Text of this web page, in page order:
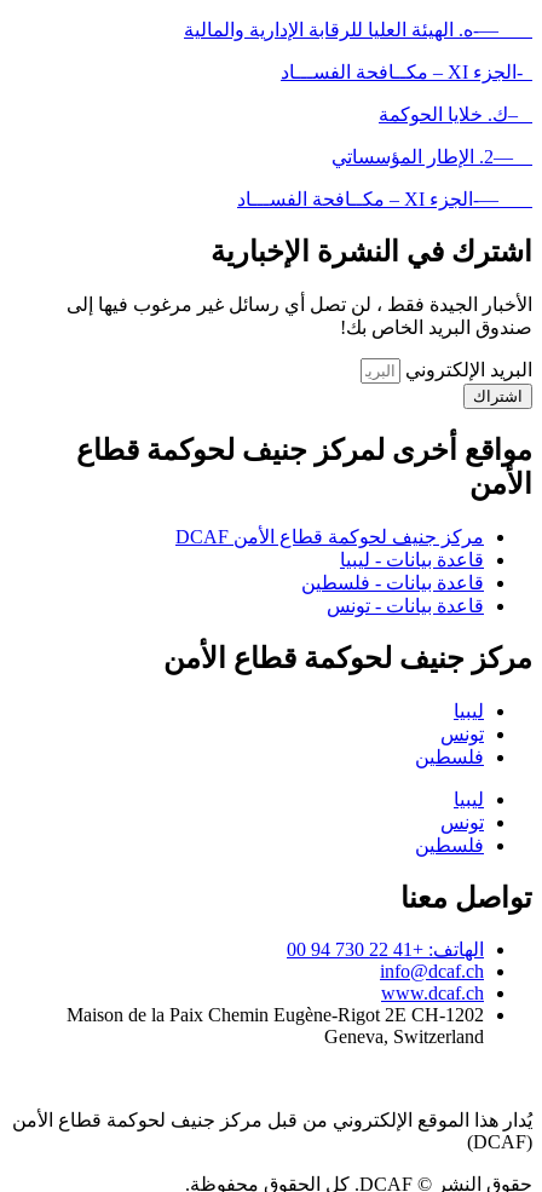
—-ه. الهيئة العليا للرقابة الإدارية والمالية
-الجزء XI – مكــافحة الفســـاد
–ك. خلايا الحوكمة
—2. الإطار المؤسساتي
—-الجزء XI – مكــافحة الفســـاد
اشترك في النشرة الإخبارية
الأخبار الجيدة فقط ، لن تصل أي رسائل غير مرغوب فيها إلى
صندوق البريد الخاص بك!
البريد الإلكتروني
اشتراك
مواقع أخرى لمركز جنيف لحوكمة قطاع
الأمن
مركز جنيف لحوكمة قطاع الأمن DCAF
قاعدة بيانات - ليبيا
قاعدة بيانات - فلسطين
قاعدة بيانات - تونس
مركز جنيف لحوكمة قطاع الأمن
ليبيا
تونس
فلسطين
ليبيا
تونس
فلسطين
تواصل معنا
الهاتف: +41 22 730 94 00
info@dcaf.ch
www.dcaf.ch
Maison de la Paix Chemin Eugène-Rigot 2E CH-1202
Geneva, Switzerland
يُدار هذا الموقع الإلكتروني من قبل مركز جنيف لحوكمة قطاع الأمن
(DCAF)
حقوق النشر © DCAF. كل الحقوق محفوظة.